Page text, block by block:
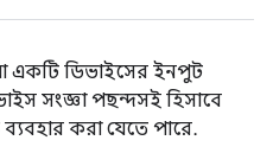
একটি ডিভাইসের ইনপুট
সংজ্ঞা পছন্দসই হিসাবে
করা যেতে পারে.